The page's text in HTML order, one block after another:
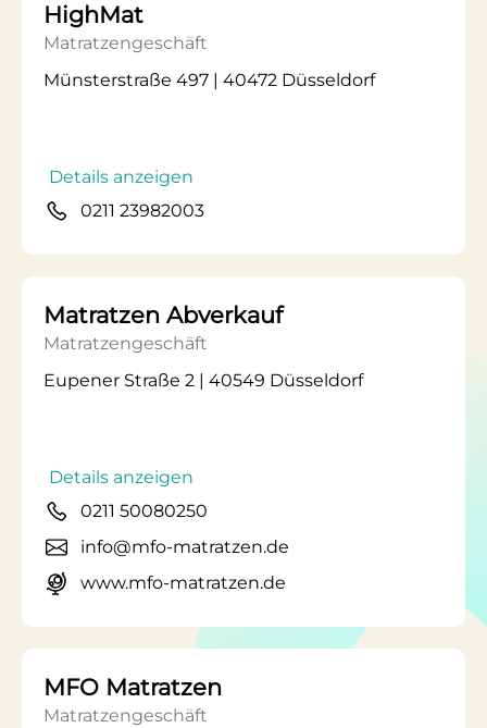
HighMat
Matratzengeschäft
Münsterstraße 497 | 40472 Düsseldorf
Details anzeigen
0211 23982003
Matratzen Abverkauf
Matratzengeschäft
Eupener Straße 2 | 40549 Düsseldorf
Details anzeigen
0211 50080250
info@mfo-matratzen.de
www.mfo-matratzen.de
MFO Matratzen
Matratzengeschäft